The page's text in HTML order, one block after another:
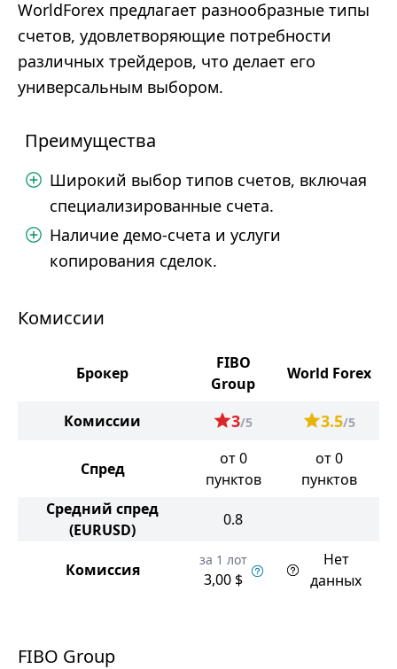
WorldForex предлагает разнообразные типы
счетов, удовлетворяющие потребности
различных трейдеров, что делает его
универсальным выбором.
Преимущества
Широкий выбор типов счетов, включая
специализированные счета.
Наличие демо-счета и услуги
копирования сделок.
Комиссии
Брокер
FIBO
Group
World Forex
Комиссии 3/5 3.5/5
Спред
от 0
пунктов
от 0
пунктов
Средний спред
(EURUSD)
0.8
Комиссия
за 1 лот
3,00 $
Нет
данных
FIBO Group